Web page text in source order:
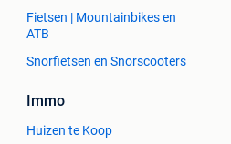
Fietsen | Mountainbikes en
ATB
Snorfietsen en Snorscooters
Immo
Huizen te Koop